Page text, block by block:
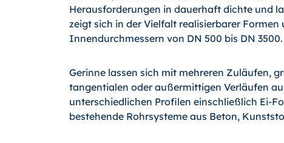
Herausforderungen in dauerhaft dichte und
zeigt sich in der Vielfalt realisierbarer
Innendurchmessern von DN 500 bis DN 3500.
Gerinne lassen sich mit mehreren Zuläufen,
tangentialen oder außermittigen Verläufen
unterschiedlichen Profilen einschließlich Ei-
bestehende Rohrsysteme aus Beton,